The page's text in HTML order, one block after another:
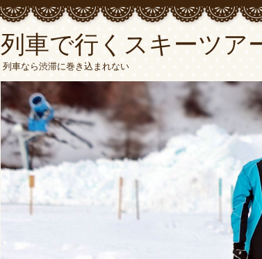
列車で行くスキーツア
列車なら渋滞に巻き込まれない